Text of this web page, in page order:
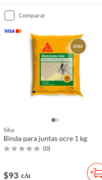
comparar
Sika
Binda para juntas ocre 1 kg
(0)
$93 c/u